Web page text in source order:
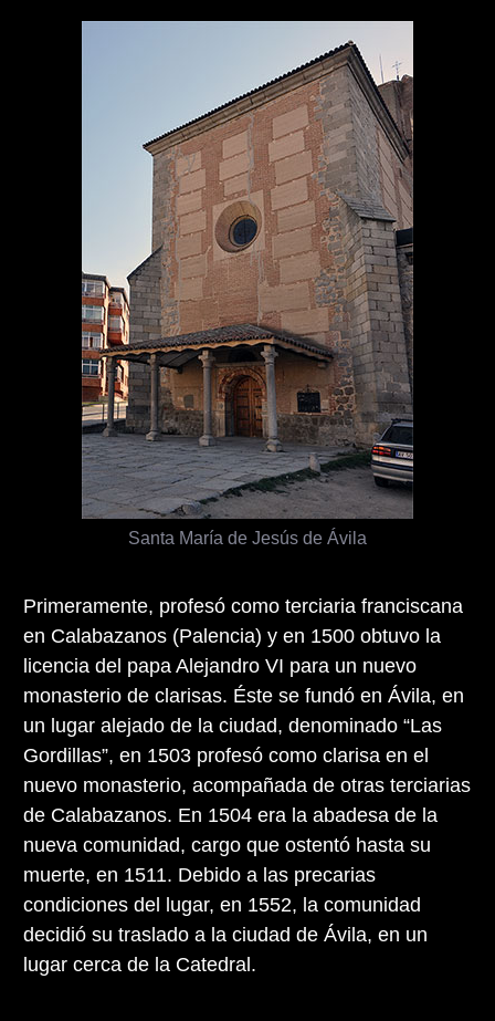
Santa María de Jesús de Ávila
Primeramente, profesó como terciaria franciscana
en Calabazanos (Palencia) y en 1500 obtuvo la
licencia del papa Alejandro VI para un nuevo
monasterio de clarisas. Éste se fundó en Ávila, en
un lugar alejado de la ciudad, denominado “Las
Gordillas”, en 1503 profesó como clarisa en el
nuevo monasterio, acompañada de otras terciarias
de Calabazanos. En 1504 era la abadesa de la
nueva comunidad, cargo que ostentó hasta su
muerte, en 1511. Debido a las precarias
condiciones del lugar, en 1552, la comunidad
decidió su traslado a la ciudad de Ávila, en un
lugar cerca de la Catedral.